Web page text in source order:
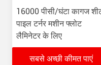
16000 पीसी/घंटा कागज
पाइल टर्नर मशीन फ्लोट
लैमिनेटर के लिए
सबसे अच्छी कीमत पाएं